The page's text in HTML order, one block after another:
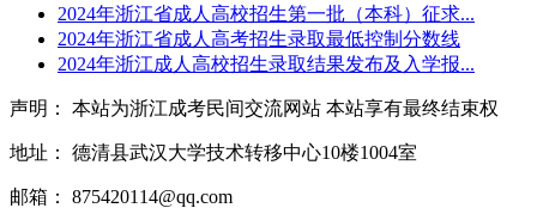
2024年浙江省成人高校招生第一批（本科）征求...
2024年浙江省成人高考招生录取最低控制分数线
2024年浙江成人高校招生录取结果发布及入学报...
声明： 本站为浙江成考民间交流网站 本站享有最终结束权
地址： 德清县武汉大学技术转移中心10楼1004室
邮箱： 875420114@qq.com